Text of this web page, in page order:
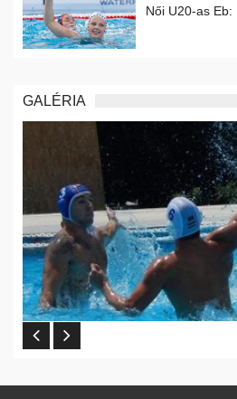
Női U20-as
GALÉRIA